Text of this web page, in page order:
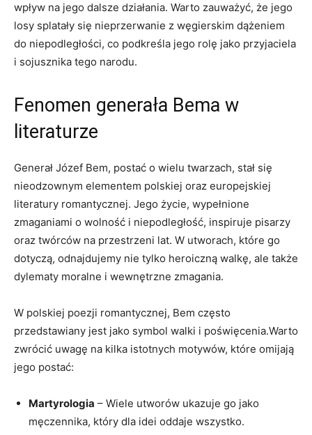
wpływ na jego dalsze ⁣działania. Warto zauważyć,⁤ że jego
⁤losy splatały się ⁢nieprzerwanie z węgierskim dążeniem
do niepodległości,⁣ co podkreśla jego rolę jako ⁣przyjaciela
i sojusznika⁣ tego⁢ narodu.
Fenomen generała Bema ⁣w
literaturze
Generał Józef‌ Bem, postać o wielu twarzach, stał się
nieodzownym elementem polskiej oraz europejskiej
literatury romantycznej. Jego życie, wypełnione
zmaganiami o wolność ‍i niepodległość, inspiruje pisarzy⁣
oraz twórców na przestrzeni lat. W utworach, które go
dotyczą, odnajdujemy nie tylko heroiczną walkę, ale także
dylematy moralne i wewnętrzne zmagania.
W polskiej⁣ poezji romantycznej, Bem często
przedstawiany jest jako symbol‌ walki i ⁣poświęcenia.Warto
zwrócić uwagę na kilka istotnych motywów, które omijają
jego postać:
Martyrologia – Wiele utworów ukazuje⁤ go jako
męczennika, który dla idei oddaje wszystko.